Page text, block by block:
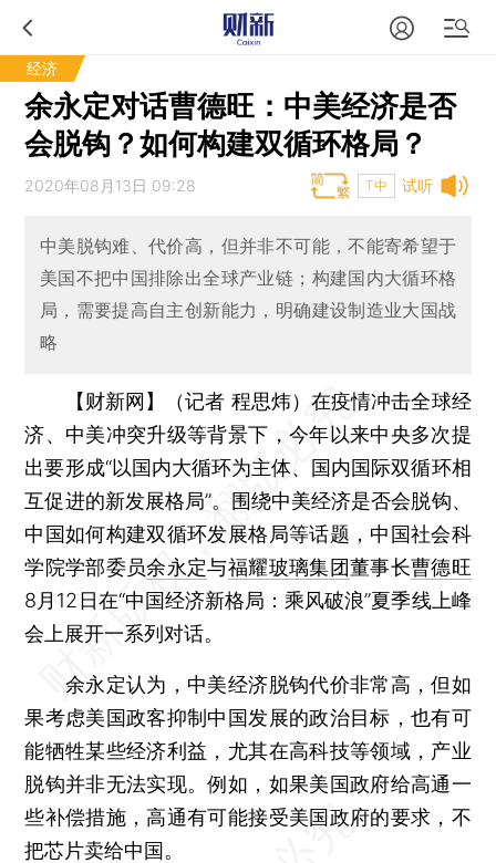
经济
余永定对话曹德旺：中美经济是否
会脱钩？如何构建双循环格局？
试听
2020年08月13日 09:28 T中
中美脱钩难、代价高，但并非不可能，不能寄希望于
美国不把中国排除出全球产业链；构建国内大循环格
局，需要提高自主创新能力，明确建设制造业大国战
略
【财新网】（记者 程思炜） 在疫情冲击全球经
济、中美冲突升级等背景下，今年以来中央多次提
出要形成“以国内大循环为主体、国内国际双循环相
互促进的新发展格局”。围绕中美经济是否会脱钩、
中国如何构建双循环发展格局等话题，中国社会科
学院学部委员余永定与福耀玻璃集团董事长曹德旺
8月12日在“中国经济新格局：乘风破浪”夏季线上峰
会上展开一系列对话。
余永定认为，中美经济脱钩代价非常高，但如
果考虑美国政客抑制中国发展的政治目标，也有可
能牺牲某些经济利益，尤其在高科技等领域，产业
脱钩并非无法实现。例如，如果美国政府给高通一
些补偿措施，高通有可能接受美国政府的要求，不
把芯片卖给中国。